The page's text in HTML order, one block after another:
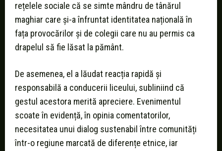
rețelele sociale că se simte mândru de tânărul
maghiar care și-a înfruntat identitatea națională în
fața provocărilor și de colegii care nu au permis ca
drapelul să fie lăsat la pământ.
De asemenea, el a lăudat reacția rapidă și
responsabilă a conducerii liceului, subliniind că
gestul acestora merită apreciere. Evenimentul
scoate în evidență, în opinia comentatorilor,
necesitatea unui dialog sustenabil între comunități
într-o regiune marcată de diferențe etnice, iar